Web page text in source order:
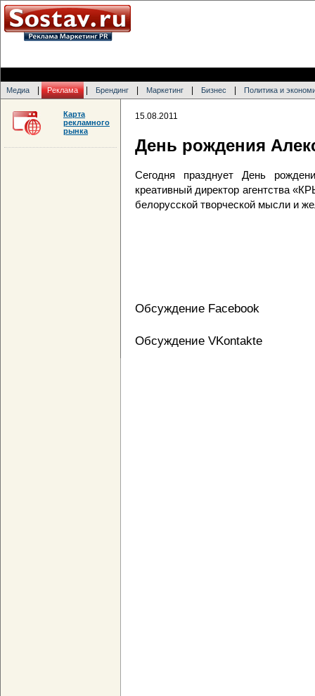
Медиа Реклама Брендинг Маркетинг Бизнес Политика и
15.08.2011
День рождения
Сегодня празднует День
креативный директор агентства
белорусской творческой мысли и
Обсуждение Facebook
Обсуждение VKontakte
Карта
рекламного
рынка